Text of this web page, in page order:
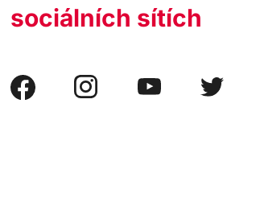
sociálních sítích